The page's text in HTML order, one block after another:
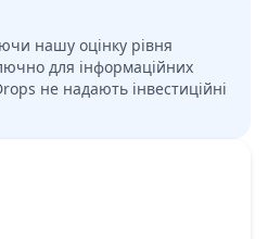
нашу оцінку рівня
для інформаційних
не надають інвестиційні